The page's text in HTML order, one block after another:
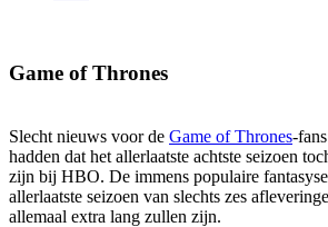
Game of Thrones
Slecht nieuws voor de Game of Thrones-
hadden dat het allerlaatste achtste seizoen
zijn bij HBO. De immens populaire
allerlaatste seizoen van slechts zes
allemaal extra lang zullen zijn.